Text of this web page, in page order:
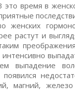
это время в
женских
растут и
выпадение
магний,